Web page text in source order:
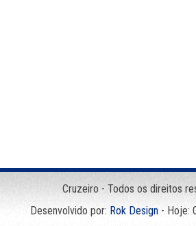
Cruzeiro - Todos os direitos
Desenvolvido por: Rok Design- Hoje: